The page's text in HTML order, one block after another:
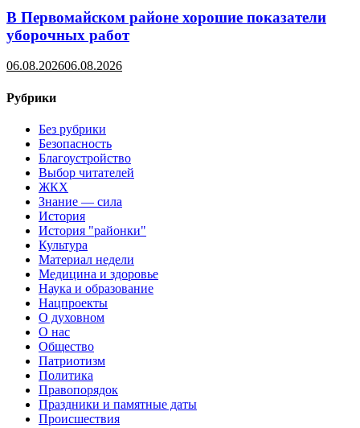
В Первомайском районе хорошие показатели
уборочных работ
06.08.202606.08.2026
Рубрики
Без рубрики
Безопасность
Благоустройство
Выбор читателей
ЖКХ
Знание — сила
История
История "районки"
Культура
Материал недели
Медицина и здоровье
Наука и образование
Нацпроекты
О духовном
О нас
Общество
Патриотизм
Политика
Правопорядок
Праздники и памятные даты
Происшествия